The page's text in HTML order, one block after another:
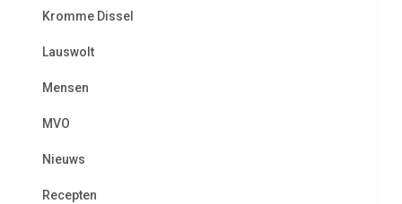
Kromme Dissel
Lauswolt
Mensen
MVO
Nieuws
Recepten